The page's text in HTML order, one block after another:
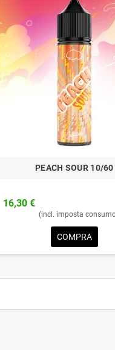
PEACH SOUR 10/60
16,30 €
(incl. imposta
COMPRA